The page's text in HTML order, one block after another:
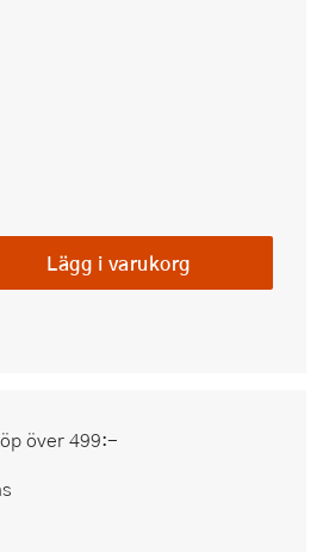
Lägg i varukorg
över 499:-